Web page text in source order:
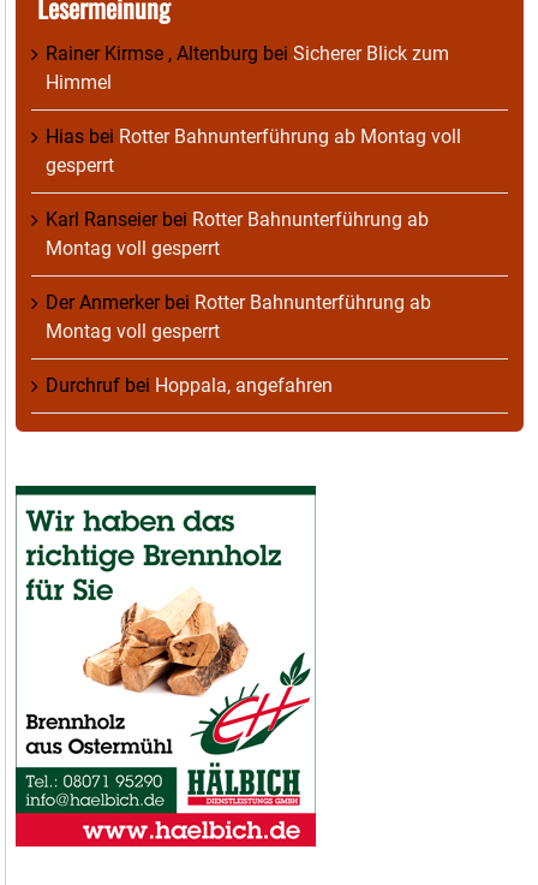
Rainer Kirmse , Altenburg bei Sicherer Blick zum
Himmel
Hias bei Rotter Bahnunterführung ab Montag voll
gesperrt
Karl Ranseierbei Rotter Bahnunterführung ab
Montag voll gesperrt
Der Anmerkerbei Rotter Bahnunterführung ab
Montag voll gesperrt
Durchruf bei Hoppala, angefahren